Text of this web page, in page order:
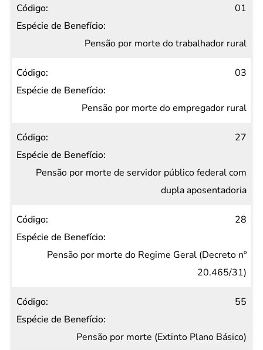
01
Pensão por morte do trabalhador rural
03
Pensão por morte do empregador rural
27
Pensão por morte de servidor público federal com
dupla aposentadoria
28
Pensão por morte do Regime Geral (Decreto nº
20.465/31)
55
Pensão por morte (Extinto Plano Básico)